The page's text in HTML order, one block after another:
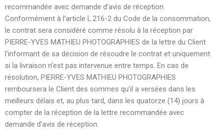
recommandée avec demande d’avis de réception.
Conformément à l’article L.216-2 du Code de la consommation,
le contrat sera considéré comme résolu à la réception par
PIERRE-YVES MATHIEU PHOTOGRAPHIES de la lettre du Client
l’informant de sa décision de résoudre le contrat et uniquement
si la livraison n’est pas intervenue entre temps. En cas de
résolution, PIERRE-YVES MATHIEU PHOTOGRAPHIES
remboursera le Client des sommes qu’il a versées dans les
meilleurs délais et, au plus tard, dans les quatorze (14) jours à
compter de la réception de la lettre recommandée avec
demande d’avis de réception.